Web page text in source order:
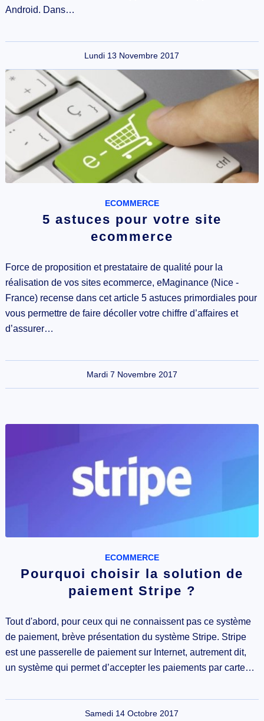
Android. Dans…
Lundi 13 Novembre 2017
ECOMMERCE
5 astuces pour votre site
ecommerce
Force de proposition et prestataire de qualité pour la
réalisation de vos sites ecommerce, eMaginance (Nice -
France) recense dans cet article 5 astuces primordiales pour
vous permettre de faire décoller votre chiffre d’affaires et
d’assurer…
Mardi 7 Novembre 2017
ECOMMERCE
Pourquoi choisir la solution de
paiement Stripe ?
Tout d'abord, pour ceux qui ne connaissent pas ce système
de paiement, brève présentation du système Stripe. Stripe
est une passerelle de paiement sur Internet, autrement dit,
un système qui permet d’accepter les paiements par carte…
Samedi 14 Octobre 2017